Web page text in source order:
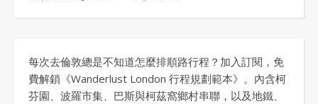
每次去倫敦總是不知道怎麼排順路行程？加入訂閱，免
費解鎖《Wanderlust London 行程規劃範本》。內含柯
芬園、波羅市集、巴斯與柯茲窩鄉村串聯，以及地鐵、